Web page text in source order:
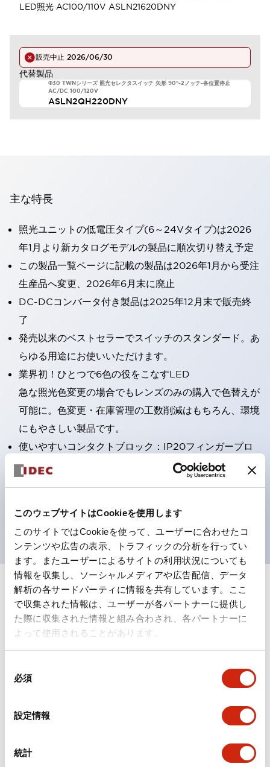
このウェブサイトはCookieを使用します
このサイトではCookieを使って、ユーザーに合わせたコ
ンテンツや広告の表示、トラフィックの分析を行ってい
ます。またユーザーによるサイトの利用状況についても
情報を収集し、ソーシャルメディアや広告配信、データ
解析の各サードパーティに情報を共有しています。ここ
で収集された情報は、ユーザーが各パートナーに提供し
た際に収集された情報と組み合わされ、各パートナーに
よって使用されることがあります。
必須
設定情報
統計
LED照光 AC100/110V ASLN21620DNY
販売中止 2026/06/30
代替製品
Φ30 TWNシリーズ 照光セレクタスイッチ 矢形 90°-2ノッチ-各位置停止
AC/DC 100/120V
ASLN2QH220DNY
主な特長
照光ユニットの低電圧タイプ(6～24Vタイプ)は2026
年1月より新カタログモデルの製品に順次切り替え予定
この製品一覧ページに記載の製品は2026年1月から受注
生産品へ変更、2026年6月末に廃止
DC-DCコンバータ付き製品は2025年12月末で販売終
了
発売以来のベストセラーでスイッチのスタンダード。あ
らゆる用途にお使いいただけます。
業界初！ひとつで6色の役をこなすLED
急な照光色変更の場合でもレンズのみの購入で色替えが
可能に。色変更・在庫管理の工数削減はもちろん、環境
にもやさしい製品です。
使いやすいコンタクトブロック：IP20フィンガープロ
テクション構造、簡単取付け／取外し、ねじ脱落防止、
UL、CSA、TÜV、CCC認証品。
仕様 すべて展開
形状仕様
電気的仕様(照光部定格)
環境仕様
機能仕様
機械的仕様